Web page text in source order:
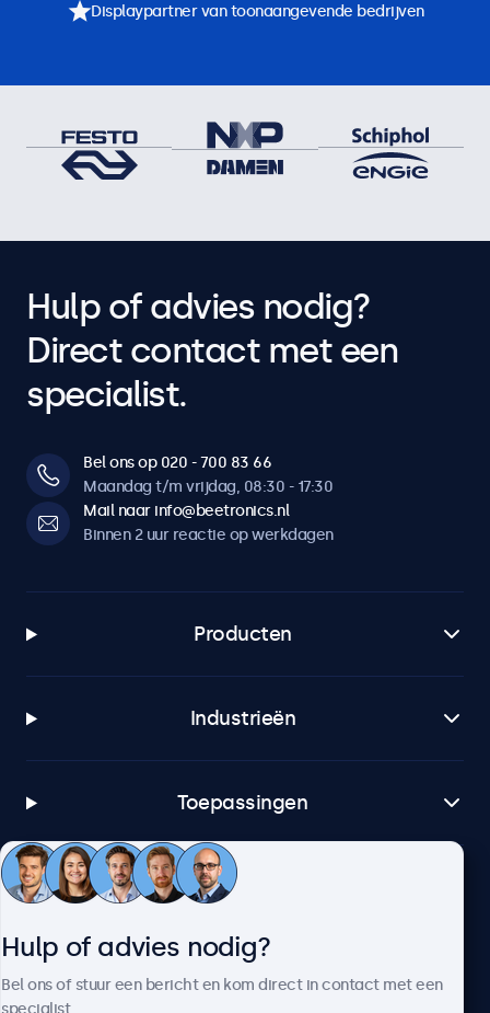
Displaypartner van toonaangevende bedrijven
Hulp of advies nodig?
Direct contact met een
specialist.
Bel ons op 020 - 700 83 66
Maandag t/m vrijdag, 08:30 - 17:30
Mail naar info@beetronics.nl
Binnen 2 uur reactie op werkdagen
Producten
Industrieën
Toepassingen
Klantenservice
Hulp of advies nodig?
Bel ons of stuur een bericht en kom direct in contact met een
specialist.